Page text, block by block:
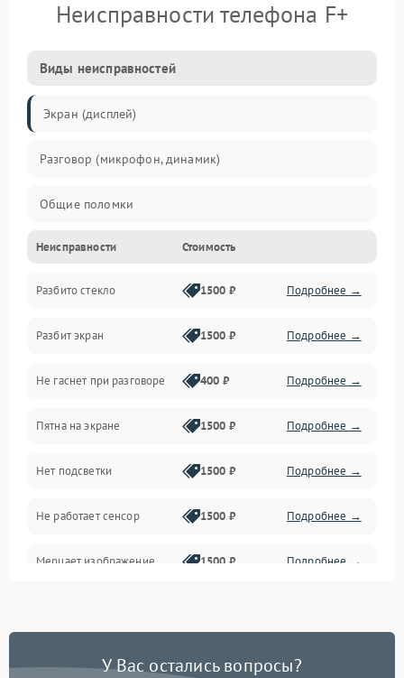
Неисправности телефона F+
Виды неисправностей
Экран (дисплей)
Разговор (микрофон, динамик)
Общие поломки
Проблемы связи
Камеры
Проблемы с дисплеем и сенсором
Зарядка
Проблемы с питанием, зарядкой и аккумулятором
Проблемы с работой системы, корпусом и другие
Неисправности Стоимость
Разбито стекло 1500 ₽ Подробнее →
Разбит экран 1500 ₽ Подробнее →
Не гаснет при разговоре 400 ₽ Подробнее →
Пятна на экране 1500 ₽ Подробнее →
Нет подсветки 1500 ₽ Подробнее →
Не работает сенсор 1500 ₽ Подробнее →
Мерцает изображение 1500 ₽ Подробнее →
У Вас остались вопросы?